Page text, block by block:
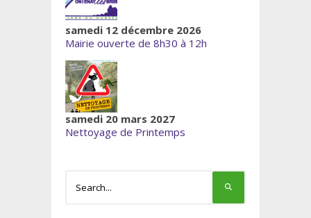
samedi 12 décembre 2026
Mairie ouverte de 8h30 à 12h
samedi 20 mars 2027
Nettoyage de Printemps